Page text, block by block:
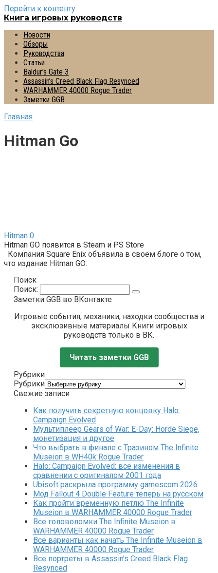
Перейти к контенту
Книга игровых руководств
Новости
Обзоры
Руководства
Статьи
Baldur’s Gate 3
Assassin’s Creed Black Flag Resynced
WARHAMMER 40000 Rogue Trader
Заметки GGB
Главная
Hitman Go
Hitman 0
Hitman GO появится в Steam и PS Store
Компания Square Enix объявила в своем блоге о том,
что издание Hitman GO:
Поиск
Поиск:
Заметки GGB во ВКонтакте
Игровые события, механики, находки сообщества и
эксклюзивные материалы Книги игровых
руководств только в ВК.
Читать заметки GGB
Рубрики
Рубрики
Свежие записи
Как получить секретную концовку Halo:
Campaign Evolved
Мультиплеер Gears of War: E-Day: Horde Siege,
монетизация и другое
Что выбрать в финале с Тразином The Infinite
Museion в WH40k Rogue Trader
Halo: Campaign Evolved: все изменения в
сравнении с оригиналом 2001 года
Ubisoft раскрыла программу gamescom 2026
Мод Fallout 4 Double Feature теперь на русском
Как пройти временную петлю The Infinite
Museion в WARHAMMER 40000 Rogue Trader
Все головоломки The Infinite Museion в
WARHAMMER 40000 Rogue Trader
Все варианты как начать The Infinite Museion в
WARHAMMER 40000 Rogue Trader
Все портреты в Assassin’s Creed Black Flag
Resynced